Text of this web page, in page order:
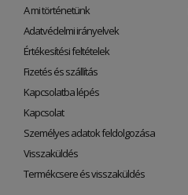
A mi történetünk
Adatvédelmi irányelvek
Értékesítési feltételek
Fizetés és szállítás
Kapcsolatba lépés
Kapcsolat
Személyes adatok feldolgozása
Visszaküldés
Termékcsere és visszaküldés